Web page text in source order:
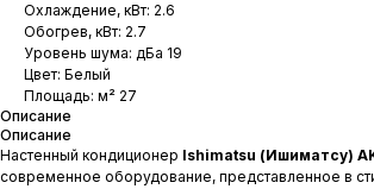
Охлаждение, кВт: 2.6
Обогрев, кВт: 2.7
Уровень шума: дБа 19
Цвет: Белый
Площадь: м² 27
Описание
Описание
Настенный кондиционер Ishimatsu (Ишиматсу)
современное оборудование, представленное в